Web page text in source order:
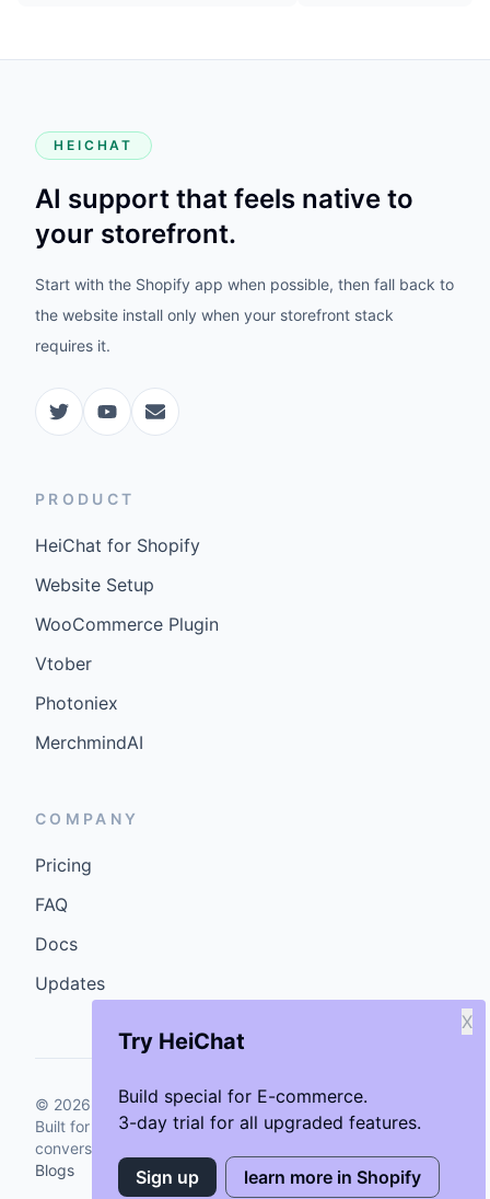
Try HeiChat
Build special for E-commerce.
3-day trial for all upgraded features.
X
Sign up learn more in Shopify
HEICHAT
AI support that feels native to
your storefront.
Start with the Shopify app when possible, then fall back to
the website install only when your storefront stack
requires it.
PRODUCT
HeiChat for Shopify
Website Setup
WooCommerce Plugin
Vtober
Photoniex
MerchmindAI
COMPANY
Pricing
FAQ
Docs
Updates
© 2026 GenCybers Inc. All rights reserved.
Built for storefronts that want faster answers and cleaner
conversions.
Blogs